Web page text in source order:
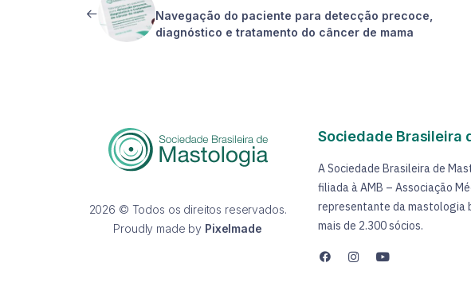
Navegação do paciente para detecção precoce,
diagnóstico e tratamento do câncer de mama
2026 © Todos os direitos reservados.
Proudly made by Pixelmade
Sociedade Brasileira
A Sociedade Brasileira de
filiada à AMB – Associação
representante da mastologia
mais de 2.300 sócios.